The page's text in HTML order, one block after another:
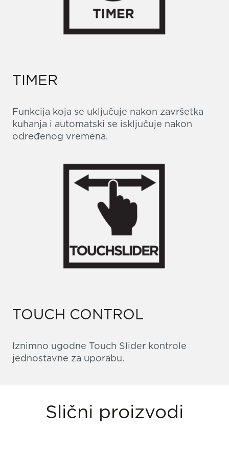
TIMER
Funkcija koja se uključuje nakon završetka
kuhanja i automatski se isključuje nakon
određenog vremena.
TOUCH CONTROL
Iznimno ugodne Touch Slider kontrole
jednostavne za uporabu.
Slični proizvodi